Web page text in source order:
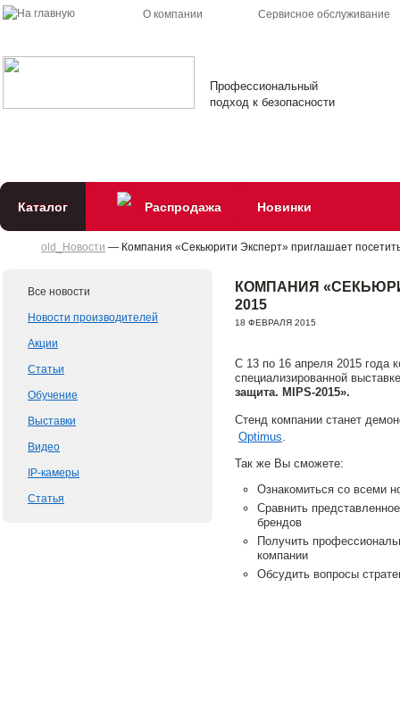
О компании Сервисное обслуживание
Профессиональный
подход к безопасности
Каталог Распродажа Новинки
old_Новости — Компания «Секьюрити Эксперт» приглашает
Все новости
Новости производителей
Акции
Статьи
Обучение
Выставки
Видео
IP-камеры
Статья
КОМПАНИЯ
2015
18 ФЕВРАЛЯ 2015
С 13 по 16 апреля 2015 года
специализированной
защита. MIPS-2015».
Стенд компании станет
Optimus.
Так же Вы сможете:
Ознакомиться со всеми
Сравнить
брендов
Получить
компании
Обсудить вопросы